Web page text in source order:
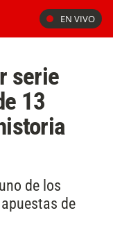
EN VIVO
serie
13
de los
de